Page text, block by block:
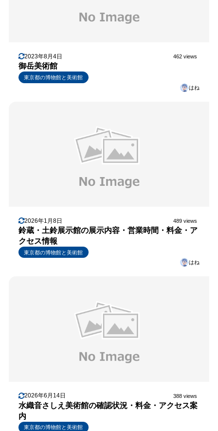
2023年8月4日 462 views
御岳美術館
東京都の博物館と美術館
はね
2026年1月8日 489 views
鈴蔵・土鈴展示館の展示内容・営業時間・料金・ア
クセス情報
東京都の博物館と美術館
はね
2026年6月14日 388 views
水織音さしえ美術館の確認状況・料金・アクセス案
内
東京都の博物館と美術館